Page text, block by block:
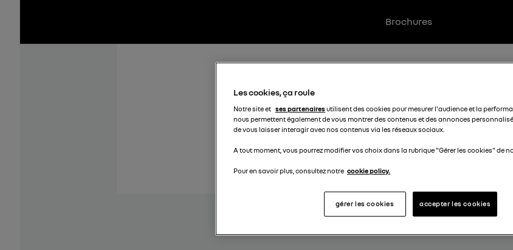
Brochures
UNE ERREUR S'EST
Veuillez réessayer.
Les cookies, ça roule
Notre site et ses partenairesutilisent des cookies pour mesurer l'audience et la
nous permettent également de vous montrer des contenus et des annonces
de vous laisser interagir avec nos contenus via les réseaux sociaux.
A tout moment, vous pourrez modifier vos choix dans la rubrique "Gérer les cookies" de
Pour en savoir plus, consultez notre cookie policy.
accepter les cookies
gérer les cookies